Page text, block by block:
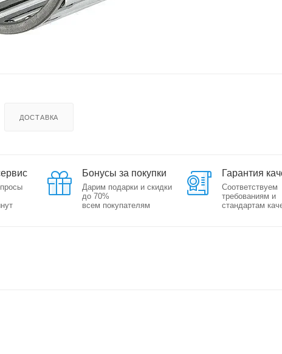
ДОСТАВКА
Бонусы за покупки
Дарим подарки и скидки
до 70%
всем покупателям
Гарантия
Соответствуем
требованиям и
стандартам